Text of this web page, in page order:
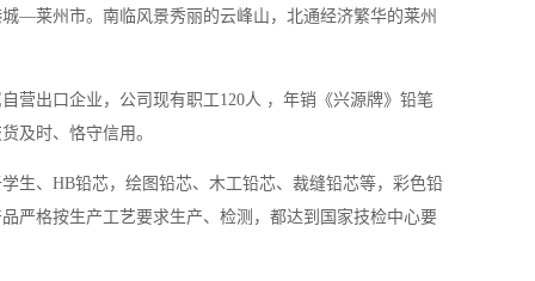
—莱州市。南临风景秀丽的云峰山，北通经济繁华的莱州
营出口企业，公司现有职工120人 ，年销《兴源牌》铅笔
及时、恪守信用。
生、HB铅芯，绘图铅芯、木工铅芯、裁缝铅芯等，彩色铅
严格按生产工艺要求生产、检测，都达到国家技检中心要